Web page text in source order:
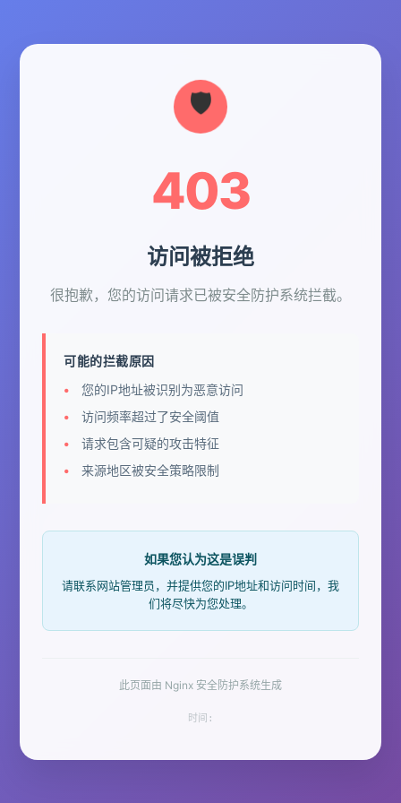
403
访问被拒绝
很抱歉，您的访问请求已被安全防护系统拦截。
可能的拦截原因
您的IP地址被识别为恶意访问
访问频率超过了安全阈值
请求包含可疑的攻击特征
来源地区被安全策略限制
如果您认为这是误判
请联系网站管理员，并提供您的IP地址和访问时间，我
们将尽快为您处理。
此页面由 Nginx 安全防护系统生成
时间: